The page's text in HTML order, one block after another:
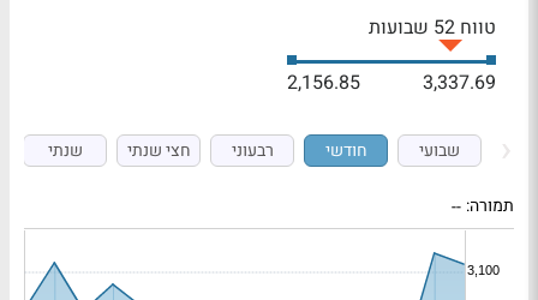
טווח 52 שבועות
3,337.69
2,156.85
שבועי חודשי רבעוני חצי שנתי שנתי
תמורה: --